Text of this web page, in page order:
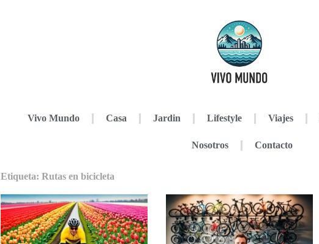
Vivo Mundo Casa Jardin Lifestyle Viajes
Nosotros Contacto
Etiqueta: Rutas en bicicleta